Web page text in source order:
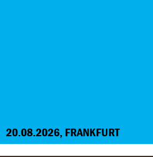
20.08.2026, FRANKFURT